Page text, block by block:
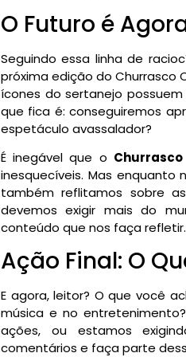
O Futuro é
Seguindo essa linha de
próxima edição do Churrasco
ícones do sertanejo
que fica é: conseguiremos
espetáculo avassalador?
É inegável que o Churrasco
inesquecíveis. Mas
também reflitamos sobre
devemos exigir mais do
conteúdo que nos faça refletir.
Ação Final: O
E agora, leitor? O que você
música e no
ações, ou estamos
comentários e faça parte